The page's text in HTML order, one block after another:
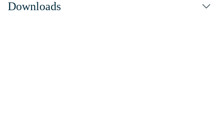
Downloads